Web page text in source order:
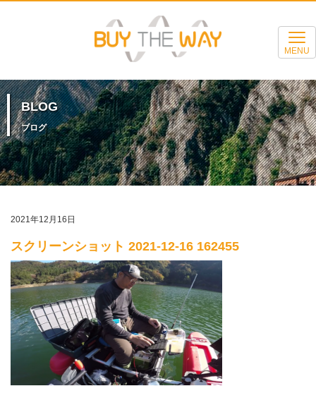
MENU
BLOG
ブログ
2021年12月16日
スクリーンショット 2021-12-16 162455